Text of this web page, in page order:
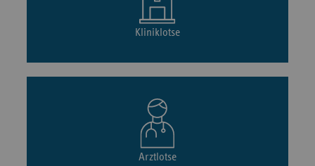
Kliniklotse
Arztlotse